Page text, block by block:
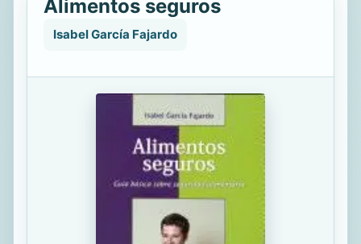
Alimentos seguros
Isabel García Fajardo